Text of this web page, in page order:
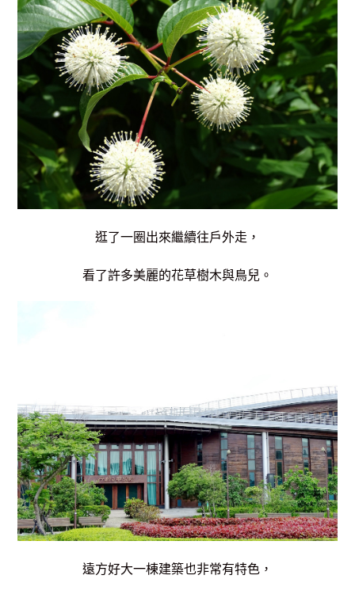
逛了一圈出來繼續往戶外走，
看了許多美麗的花草樹木與鳥兒 。
遠方好大一棟建築也非常有特色，